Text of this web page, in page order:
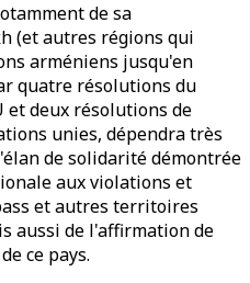
de sa
(et autres régions qui
arméniens jusqu'en
quatre résolutions du
et deux résolutions de
unies, dépendra très
de solidarité démontrée
aux violations et
et autres territoires
aussi de l'affirmation de
ce pays.